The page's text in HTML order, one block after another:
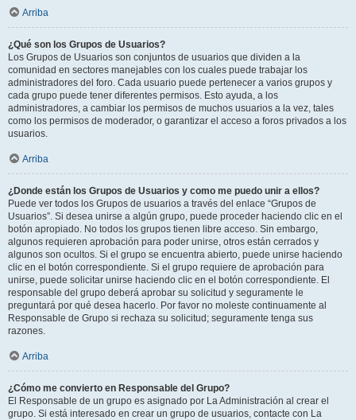
Arriba
¿Qué son los Grupos de Usuarios?
Los Grupos de Usuarios son conjuntos de usuarios que dividen a la
comunidad en sectores manejables con los cuales puede trabajar los
administradores del foro. Cada usuario puede pertenecer a varios grupos y
cada grupo puede tener diferentes permisos. Esto ayuda, a los
administradores, a cambiar los permisos de muchos usuarios a la vez, tales
como los permisos de moderador, o garantizar el acceso a foros privados a los
usuarios.
Arriba
¿Donde están los Grupos de Usuarios y como me puedo unir a ellos?
Puede ver todos los Grupos de usuarios a través del enlace “Grupos de
Usuarios”. Si desea unirse a algún grupo, puede proceder haciendo clic en el
botón apropiado. No todos los grupos tienen libre acceso. Sin embargo,
algunos requieren aprobación para poder unirse, otros están cerrados y
algunos son ocultos. Si el grupo se encuentra abierto, puede unirse haciendo
clic en el botón correspondiente. Si el grupo requiere de aprobación para
unirse, puede solicitar unirse haciendo clic en el botón correspondiente. El
responsable del grupo deberá aprobar su solicitud y seguramente le
preguntará por qué desea hacerlo. Por favor no moleste continuamente al
Responsable de Grupo si rechaza su solicitud; seguramente tenga sus
razones.
Arriba
¿Cómo me convierto en Responsable del Grupo?
El Responsable de un grupo es asignado por La Administración al crear el
grupo. Si está interesado en crear un grupo de usuarios, contacte con La